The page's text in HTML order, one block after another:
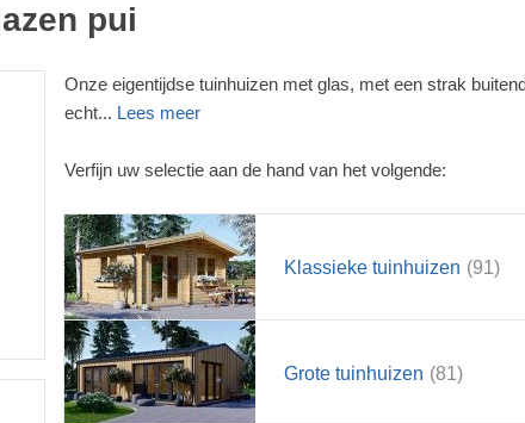
pui
Onze eigentijdse tuinhuizen met glas, met een strak
echt... Lees meer
Verfijn uw selectie aan de hand van het volgende:
Klassieke tuinhuizen (91)
Grote tuinhuizen (81)